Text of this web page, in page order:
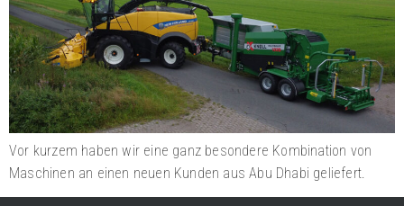
Vor kurzem haben wir eine ganz besondere Kombination von
Maschinen an einen neuen Kunden aus Abu Dhabi geliefert.